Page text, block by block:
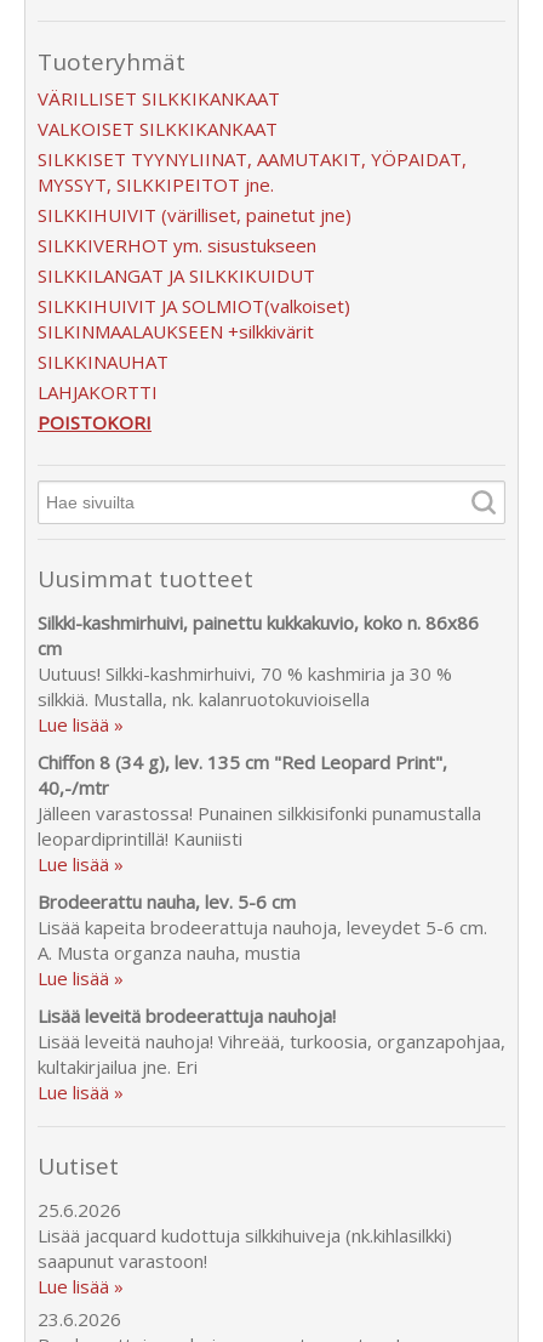
Tuoteryhmät
VÄRILLISET SILKKIKANKAAT
VALKOISET SILKKIKANKAAT
SILKKISET TYYNYLIINAT, AAMUTAKIT, YÖPAIDAT,
MYSSYT, SILKKIPEITOT jne.
SILKKIHUIVIT (värilliset, painetut jne)
SILKKIVERHOT ym. sisustukseen
SILKKILANGAT JA SILKKIKUIDUT
SILKKIHUIVIT JA SOLMIOT(valkoiset)
SILKINMAALAUKSEEN +silkkivärit
SILKKINAUHAT
LAHJAKORTTI
POISTOKORI
Uusimmat tuotteet
Silkki-kashmirhuivi, painettu kukkakuvio, koko n. 86x86
cm
Uutuus! Silkki-kashmirhuivi, 70 % kashmiria ja 30 %
silkkiä. Mustalla, nk. kalanruotokuvioisella
Lue lisää »
Chiffon 8 (34 g), lev. 135 cm "Red Leopard Print",
40,-/mtr
Jälleen varastossa! Punainen silkkisifonki punamustalla
leopardiprintillä! Kauniisti
Lue lisää »
Brodeerattu nauha, lev. 5-6 cm
Lisää kapeita brodeerattuja nauhoja, leveydet 5-6 cm.
A. Musta organza nauha, mustia
Lue lisää »
Lisää leveitä brodeerattuja nauhoja!
Lisää leveitä nauhoja! Vihreää, turkoosia, organzapohjaa,
kultakirjailua jne. Eri
Lue lisää »
Uutiset
25.6.2026
Lisää jacquard kudottuja silkkihuiveja (nk.kihlasilkki)
saapunut varastoon!
Lue lisää »
23.6.2026